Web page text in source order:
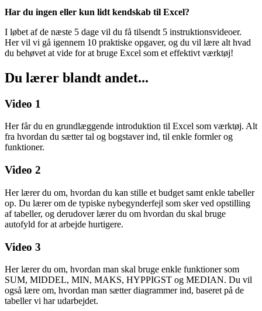
Har du ingen eller kun lidt kendskab til Excel?
I løbet af de næste 5 dage vil du få tilsendt 5 instruktionsvideoer.
Her vil vi gå igennem 10 praktiske opgaver, og du vil lære alt hvad
du behøvet at vide for at bruge Excel som et effektivt værktøj!
Du lærer blandt andet...
Video 1
Her får du en grundlæggende introduktion til Excel som værktøj. Alt
fra hvordan du sætter tal og bogstaver ind, til enkle formler og
funktioner.
Video 2
Her lærer du om, hvordan du kan stille et budget samt enkle tabeller
op. Du lærer om de typiske nybegynderfejl som sker ved opstilling
af tabeller, og derudover lærer du om hvordan du skal bruge
autofyld for at arbejde hurtigere.
Video 3
Her lærer du om, hvordan man skal bruge enkle funktioner som
SUM, MIDDEL, MIN, MAKS, HYPPIGST og MEDIAN. Du vil
også lære om, hvordan man sætter diagrammer ind, baseret på de
tabeller vi har udarbejdet.